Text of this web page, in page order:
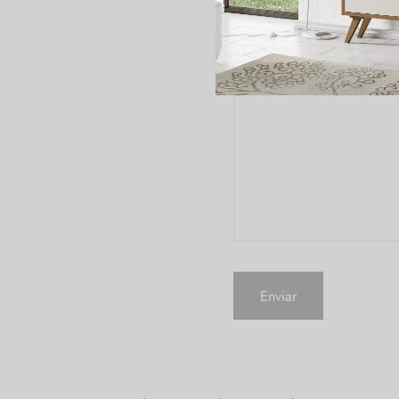
Referencia del producto*
Consulta*